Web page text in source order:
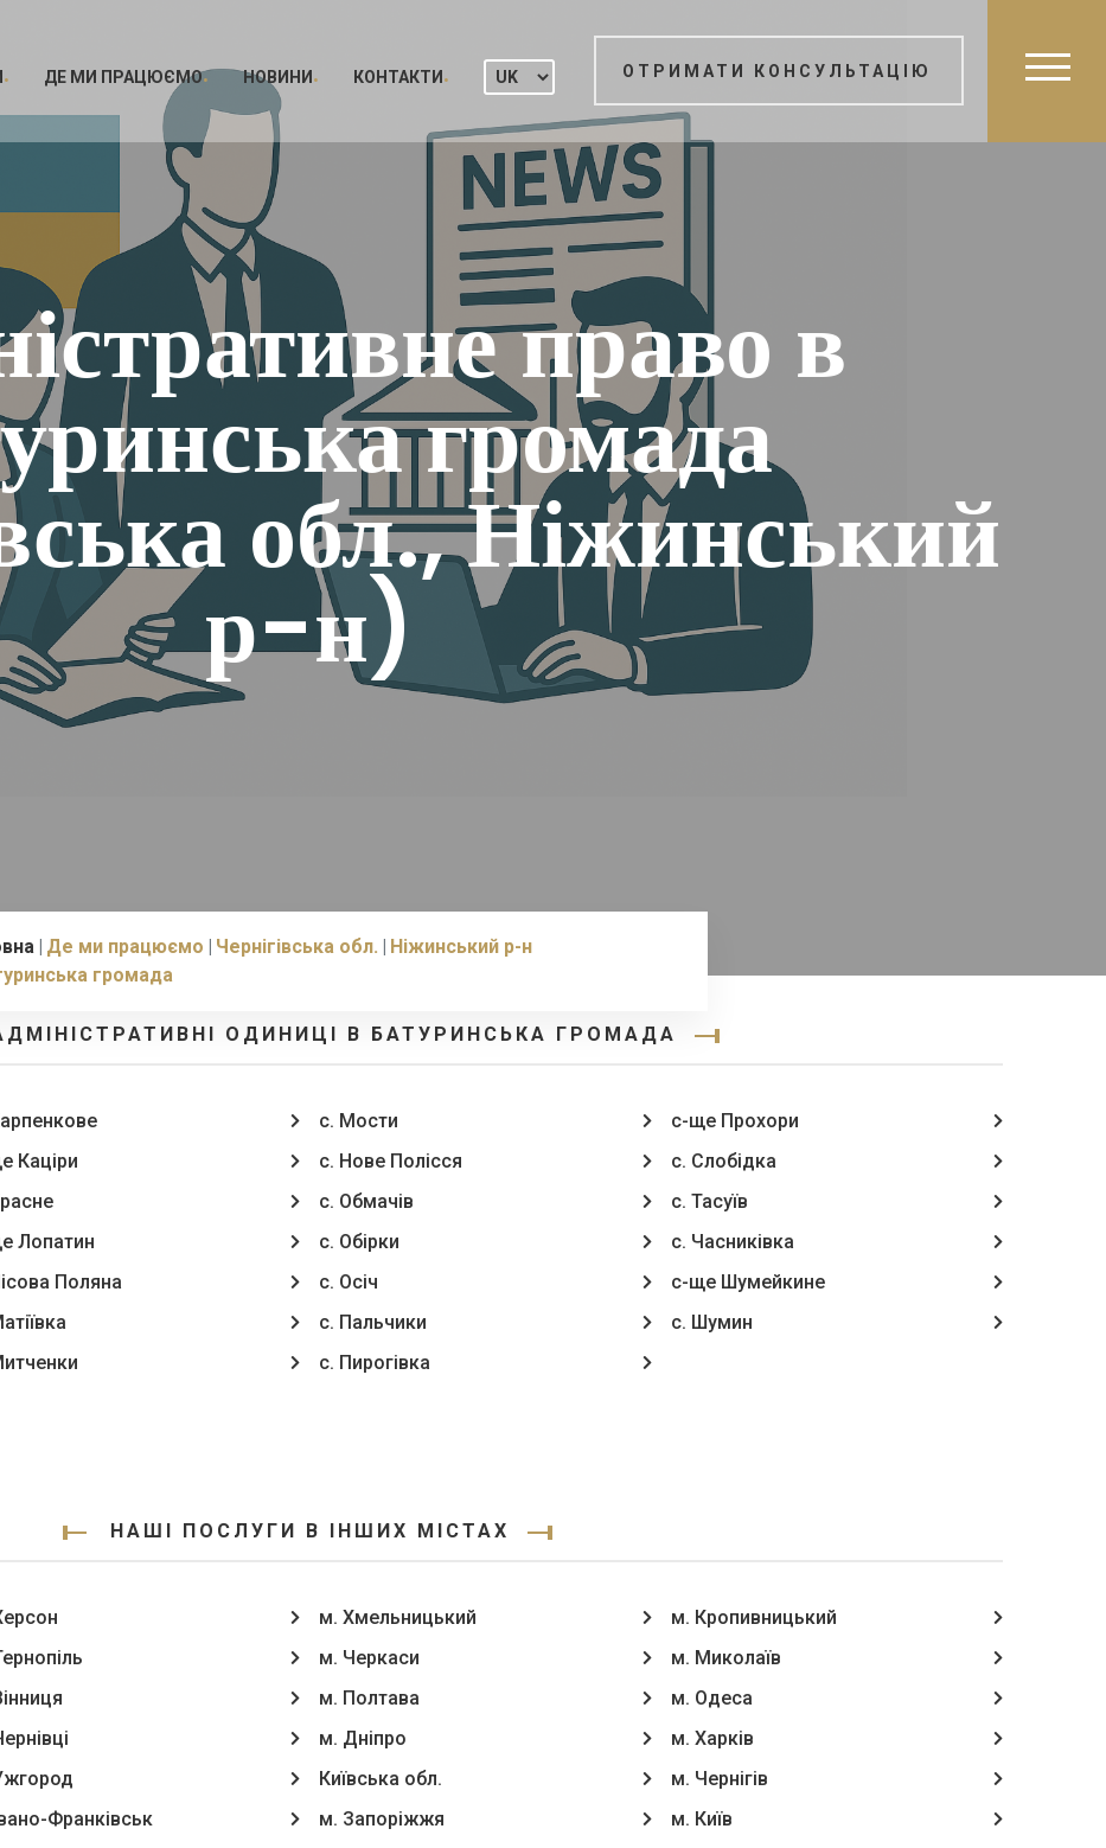
ДЕ МИ ПРАЦЮЄМО НОВИНИ КОНТАКТИ ОТРИМАТИ КОНСУЛЬТАЦІЮ
право в
громада
обл., Ніжинський
р-н)
Де ми працюємо Чернігівська обл.
Ніжинський р-н
громада
ОДИНИЦІ В БАТУРИНСЬКА ГРОМАДА
Каціри
Лопатин
Поляна
с. Мости
с. Нове Полісся
с. Обмачів
с. Обірки
с. Осіч
с. Пальчики
с. Пирогівка
с-ще Прохори
с. Слобідка
с. Тасуїв
с. Часниківка
с-ще Шумейкине
с. Шумин
НАШІ ПОСЛУГИ В ІНШИХ МІСТАХ
Франківськ
м. Хмельницький
м. Черкаси
м. Полтава
м. Дніпро
Київська обл.
м. Запоріжжя
м. Кропивницький
м. Миколаїв
м. Одеса
м. Харків
м. Чернігів
м. Київ